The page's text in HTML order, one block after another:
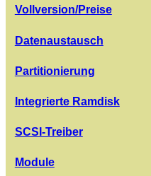
Vollversion/Preise
Datenaustausch
Partitionierung
Integrierte Ramdisk
SCSI-Treiber
Module